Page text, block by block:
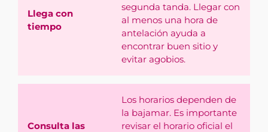
Llega con
tiempo
segunda tanda. Llegar con
al menos una hora de
antelación ayuda a
encontrar buen sitio y
evitar agobios.
Consulta las
Los horarios dependen de
la bajamar. Es importante
revisar el horario oficial el